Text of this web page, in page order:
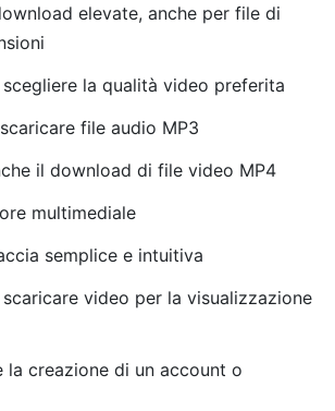
elevate, anche per file di
la qualità video preferita
file audio MP3
il download di file video MP4
multimediale
semplice e intuitiva
video per la visualizzazione
la creazione di un account o